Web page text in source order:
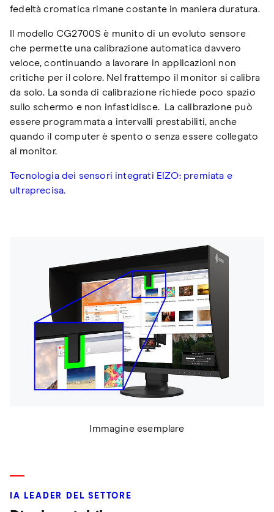
fedeltà cromatica rimane costante in maniera duratura.
Il modello CG2700S è munito di un evoluto sensore
che permette una calibrazione automatica davvero
veloce, continuando a lavorare in applicazioni non
critiche per il colore. Nel frattempo il monitor si calibra
da solo. La sonda di calibrazione richiede poco spazio
sullo schermo e non infastidisce. La calibrazione può
essere programmata a intervalli prestabiliti, anche
quando il computer è spento o senza essere collegato
al monitor.
Tecnologia dei sensori integrati EIZO: premiata e
ultraprecisa.
Immagine esemplare
IA LEADER DEL SETTORE